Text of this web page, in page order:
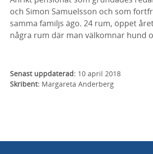
och Simon Samuelsson och som
samma familjs ägo. 24 rum, öppet
några rum där man välkomnar hund
Senast uppdaterad: 10 april 2018
Skribent: Margareta Anderberg